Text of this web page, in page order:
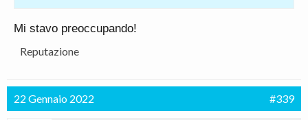
Mi stavo preoccupando!
Reputazione
22 Gennaio 2022 #339